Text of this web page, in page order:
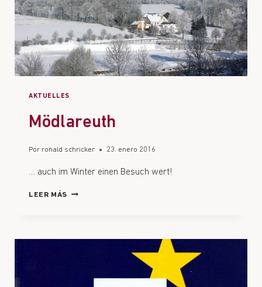
AKTUELLES
Mödlareuth
Por ronald schricker 23. enero 2016
… auch im Winter einen Besuch wert!
LEER MÁS